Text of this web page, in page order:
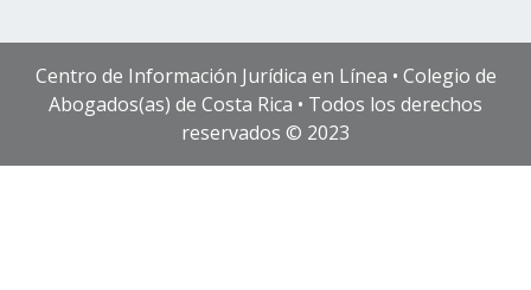
Centro de Información Jurídica en Línea • Colegio de
Abogados(as) de Costa Rica • Todos los derechos
reservados © 2023